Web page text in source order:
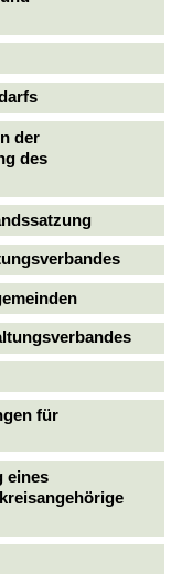
der
des
für
eines